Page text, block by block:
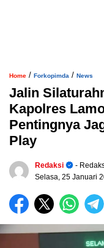
Home / Forkopimda / News
Jalin
Kapolres
Pentingnya
Play
Redaksi
-
Selasa, 25 Januari